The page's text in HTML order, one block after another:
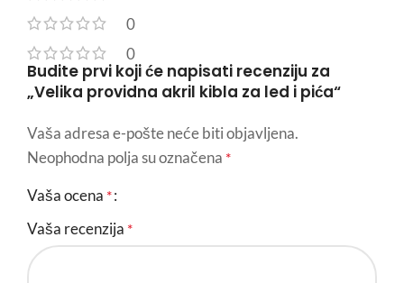
0
0
Budite prvi koji će napisati recenziju za
„Velika providna akril kibla za led i pića“
Vaša adresa e-pošte neće biti objavljena.
Neophodna polja su označena *
Vaša ocena *
Vaša recenzija *